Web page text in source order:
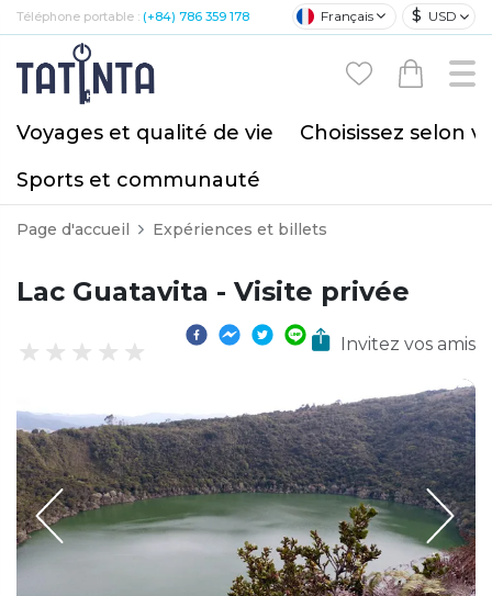
Téléphone portable : (+84) 786 359 178 Français $ USD
Voyages et qualité de vie
Choisissez selon
Sports et communauté
Page d'accueil Expériences et billets
Lac Guatavita - Visite privée
Invitez vos amis